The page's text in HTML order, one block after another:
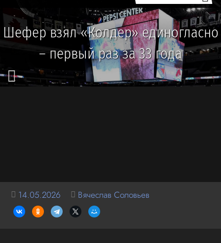
Шефер взял «Колдер» единогласно
– первый раз за 33 года
14.05.2026 Вячеслав Соловьев